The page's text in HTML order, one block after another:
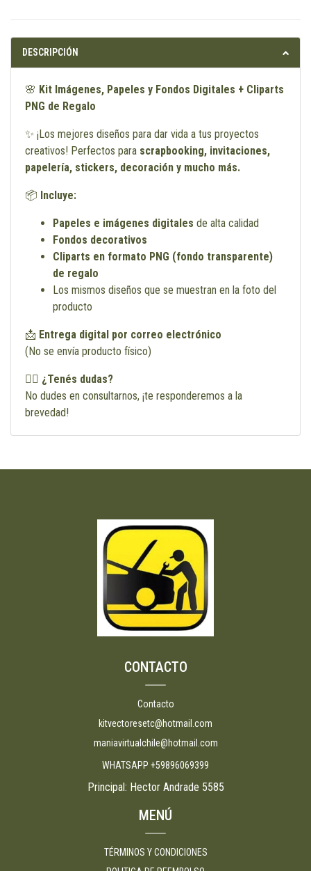
DESCRIPCIÓN
🌸 Kit Imágenes, Papeles y Fondos Digitales + Cliparts
PNG de Regalo
✨ ¡Los mejores diseños para dar vida a tus proyectos
creativos! Perfectos para scrapbooking, invitaciones,
papelería, stickers, decoración y mucho más.
📦 Incluye:
Papeles e imágenes digitales de alta calidad
Fondos decorativos
Cliparts en formato PNG (fondo transparente)
de regalo
Los mismos diseños que se muestran en la foto del
producto
📩 Entrega digital por correo electrónico
(No se envía producto físico)
🙋‍♀️ ¿Tenés dudas?
No dudes en consultarnos, ¡te responderemos a la
brevedad!
CONTACTO
Contacto
kitvectoresetc@hotmail.com
maniavirtualchile@hotmail.com
WHATSAPP +59896069399
Principal: Hector Andrade 5585
MENÚ
TÉRMINOS Y CONDICIONES